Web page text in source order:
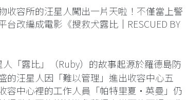
收容所的汪星人闖出一片天啦！不僅當上警
台改編成電影《搜救犬露比｜ RESCUED BY
「露比」（Ruby）的故事起源於羅德島防
的汪星人因「難以管理」進出收容中心五
容中心裡的工作人員「帕特里夏·英曼」仍